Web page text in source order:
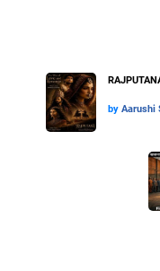
by Aarushi